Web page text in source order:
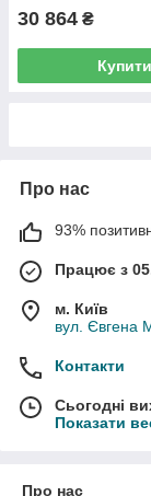
30 864 ₴
Купити
Про нас
93%
Працює з
м. Київ
вул. Євгена
Контакти
Сьогодні
Показати
Про нас